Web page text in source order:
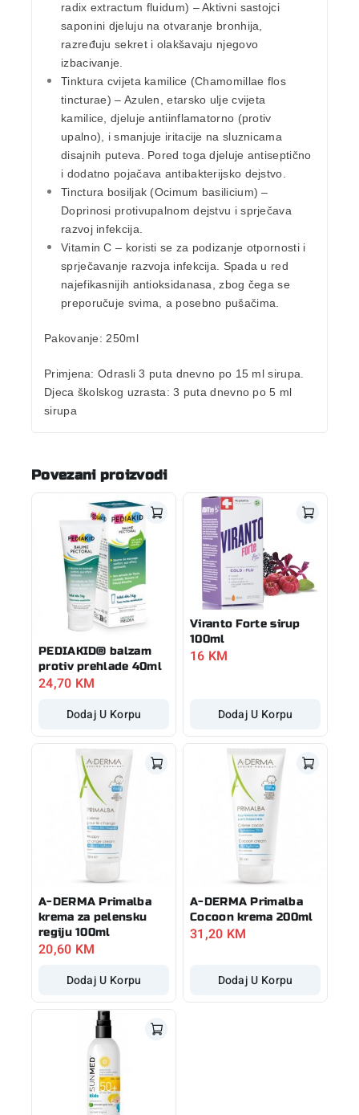
radix extractum fluidum) – Aktivni sastojci
saponini djeluju na otvaranje bronhija,
razređuju sekret i olakšavaju njegovo
izbacivanje.
Tinktura cvijeta kamilice (Chamomillae flos
tincturae) – Azulen, etarsko ulje cvijeta
kamilice, djeluje antiinflamatorno (protiv
upalno), i smanjuje iritacije na sluznicama
disajnih puteva. Pored toga djeluje antiseptično
i dodatno pojačava antibakterijsko dejstvo.
Tinctura bosiljak (Ocimum basilicium) –
Doprinosi protivupalnom dejstvu i sprječava
razvoj infekcija.
Vitamin C – koristi se za podizanje otpornosti i
sprječavanje razvoja infekcija. Spada u red
najefikasnijih antioksidanasa, zbog čega se
preporučuje svima, a posebno pušačima.
Pakovanje:250ml
Primjena: Odrasli 3 puta dnevno po 15 ml sirupa.
Djeca školskog uzrasta: 3 puta dnevno po 5 ml
sirupa
Povezani proizvodi
PEDIAKID® balzam
protiv prehlade 40ml
24,70 KM
Dodaj U Korpu
Viranto Forte sirup
100ml
16 KM
Dodaj U Korpu
A-DERMA Primalba
krema za pelensku
regiju 100ml
20,60 KM
Dodaj U Korpu
A-DERMA Primalba
Cocoon krema 200ml
31,20 KM
Dodaj U Korpu